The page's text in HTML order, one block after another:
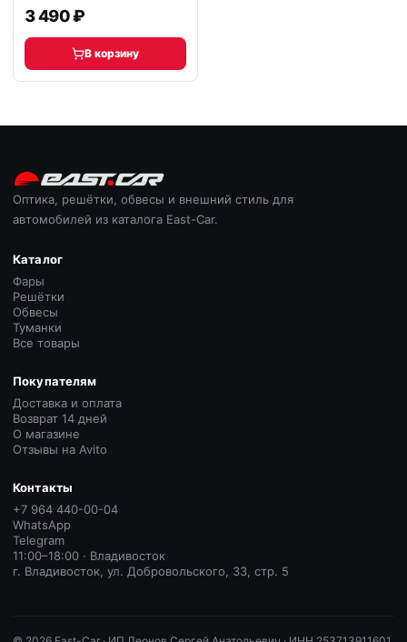
3 490 ₽
В корзину
Оптика, решётки, обвесы и внешний стиль для
автомобилей из каталога East-Car.
Каталог
Фары
Решётки
Обвесы
Туманки
Все товары
Покупателям
Доставка и оплата
Возврат 14 дней
О магазине
Отзывы на Avito
Контакты
+7 964 440-00-04
WhatsApp
Telegram
11:00–18:00 · Владивосток
г. Владивосток, ул. Добровольского, 33, стр. 5